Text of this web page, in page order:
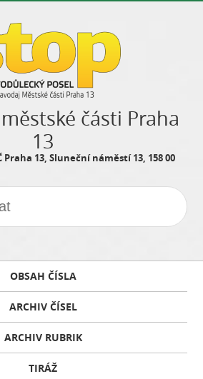
části Praha
13
Praha 13, Sluneční náměstí 13, 158 00
OBSAH ČÍSLA
ARCHIV ČÍSEL
ARCHIV RUBRIK
TIRÁŽ